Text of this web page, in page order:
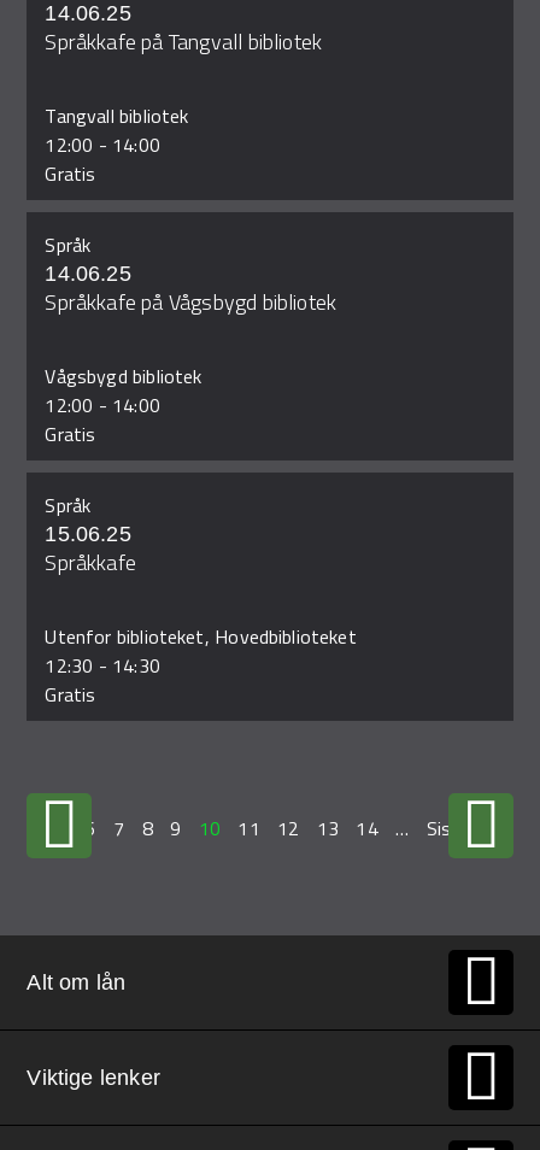
14.06.25
Språkkafe på Tangvall bibliotek
Tangvall bibliotek
12:00 - 14:00
Gratis
Språk
14.06.25
Språkkafe på Vågsbygd bibliotek
Vågsbygd bibliotek
12:00 - 14:00
Gratis
Språk
15.06.25
Språkkafe
Utenfor biblioteket, Hovedbiblioteket
12:30 - 14:30
Gratis
6 7 8 9 10 11 12 13 14 … Siste »
Alt om lån
Viktige lenker